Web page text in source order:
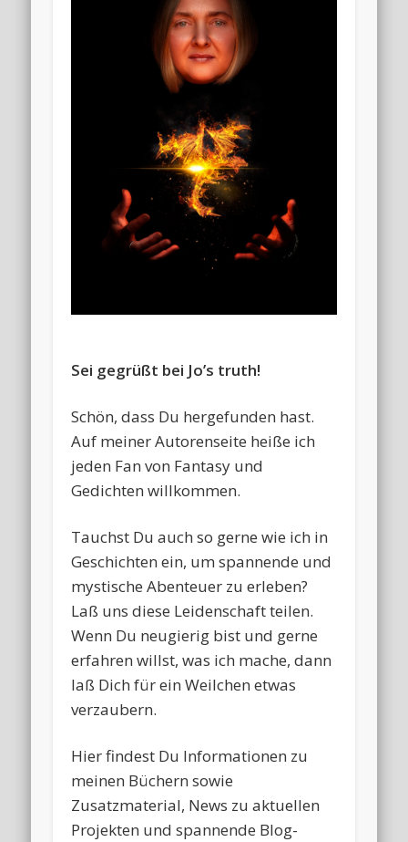
Sei gegrüßt bei Jo’s truth!
Schön, dass Du hergefunden hast.
Auf meiner Autorenseite heiße ich
jeden Fan von Fantasy und
Gedichten willkommen.
Tauchst Du auch so gerne wie ich in
Geschichten ein, um spannende und
mystische Abenteuer zu erleben?
Laß uns diese Leidenschaft teilen.
Wenn Du neugierig bist und gerne
erfahren willst, was ich mache, dann
laß Dich für ein Weilchen etwas
verzaubern.
Hier findest Du Informationen zu
meinen Büchern sowie
Zusatzmaterial, News zu aktuellen
Projekten und spannende Blog-